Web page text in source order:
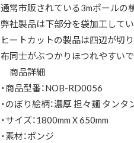
通常市販されている3mポールの横
弊社製品は下部分を袋加工して
ヒートカットの製品は四辺が切
布同士がぶつかりほつれやすいで
商品詳細
・商品型番：NOB-RD0056
・のぼり絵柄：濃厚 担々麺 タン
・サイズ：1800mmＸ650mm
・素材：ポンジ